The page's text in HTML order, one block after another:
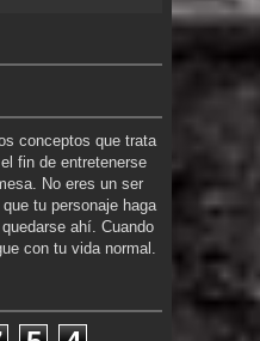
conceptos que trata
fin de entretenerse
No eres un ser
tu personaje haga
ahí. Cuando
con tu vida normal.